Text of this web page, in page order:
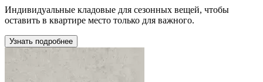
Индивидуальные кладовые для сезонных вещей, чтобы
оставить в квартире место только для важного.
Узнать подробнее